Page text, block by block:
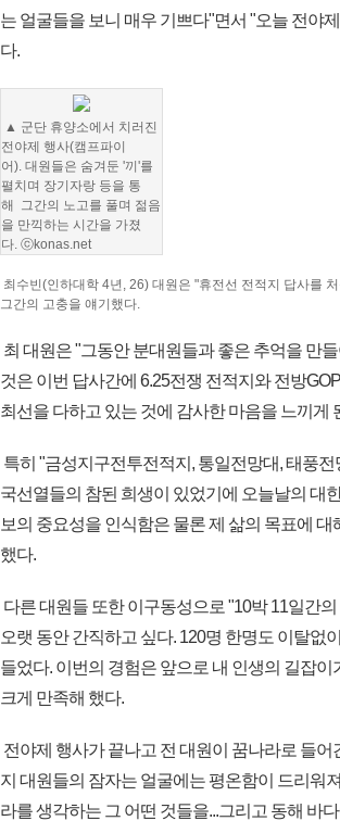
는 얼굴들을 보니 매우 기쁘다"면서 "오늘 전야
다.
▲ 군단 휴양소에서 치러진
전야제 행사(캠프파이
어). 대원들은 숨겨둔 '끼'를
펼치며 장기자랑 등을 통
해 그간의 노고를 풀며 젊음
을 만끽하는 시간을 가졌
다. ⓒkonas.net
최수빈(인하대학 4년, 26) 대원은 "휴전선 전적지 답사를
그간의 고충을 얘기했다.
최 대원은 "그동안 분대원들과 좋은 추억을 만
것은 이번 답사간에 6.25전쟁 전적지와 전방
최선을 다하고 있는 것에 감사한 마음을 느끼게
특히 "금성지구전투전적지, 통일전망대, 태풍
국선열들의 참된 희생이 있었기에 오늘날의 대
보의 중요성을 인식함은 물론 제 삶의 목표에
했다.
다른 대원들 또한 이구동성으로 "10박 11일간
오랫 동안 간직하고 싶다. 120명 한명도 이탈없
들었다. 이번의 경험은 앞으로 내 인생의 길잡
크게 만족해 했다.
전야제 행사가 끝나고 전 대원이 꿈나라로 들
지 대원들의 잠자는 얼굴에는 평온함이 드리워
라를 생각하는 그 어떤 것들을...그리고 동해 바